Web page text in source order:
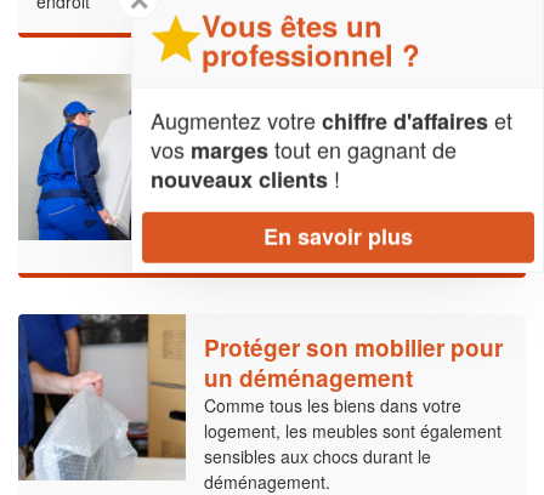
Comment déplacer de
l’électroménager ?
Vous allez bientôt changer de lieu
d'habitation ? Pensez à bien protéger
votre électroménager pour éviter la
Protéger son mobilier pour
un déménagement
Comme tous les biens dans votre
logement, les meubles sont également
sensibles aux chocs durant le
déménagement.
Vous êtes un
professionnel ?
Augmentez votrechiffre d'affaireset
vos margestout en gagnant de
nouveaux clients !
En savoir plus